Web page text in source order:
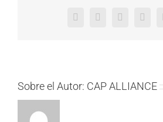
FacebookTwitter Reddit
Sobre el Autor: CAP ALLIANCE